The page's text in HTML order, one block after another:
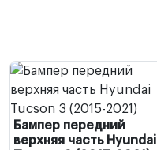
Бампер передний
верхняя часть Hyundai